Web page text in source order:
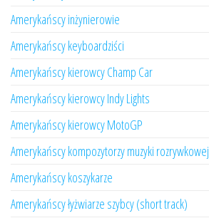
Amerykańscy inżynierowie
Amerykańscy keyboardziści
Amerykańscy kierowcy Champ Car
Amerykańscy kierowcy Indy Lights
Amerykańscy kierowcy MotoGP
Amerykańscy kompozytorzy muzyki rozrywkowej
Amerykańscy koszykarze
Amerykańscy łyżwiarze szybcy (short track)